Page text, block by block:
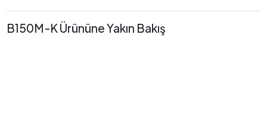
B150M-K Ürününe Yakın Bakış